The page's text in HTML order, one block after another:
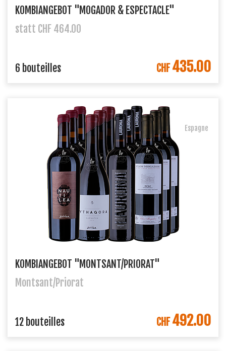
KOMBIANGEBOT "MOGADOR & ESPECTACLE"
statt CHF 464.00
DANS LE PANIER
6 bouteilles CHF435.00
Espagne
KOMBIANGEBOT "MONTSANT/PRIORAT"
Montsant/Priorat
DANS LE PANIER
12 bouteilles CHF492.00